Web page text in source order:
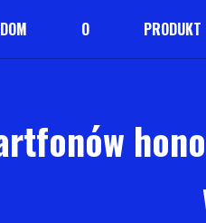
DOM O PRODUKT